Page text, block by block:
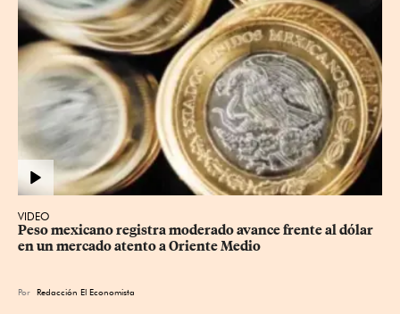
VIDEO
Peso mexicano registra moderado avance frente al dólar
en un mercado atento a Oriente Medio
Por Redacción El Economista